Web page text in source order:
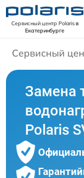
Сервисный центр Polarisв
Екатеринбурге
Сервисный
Замена
Polaris